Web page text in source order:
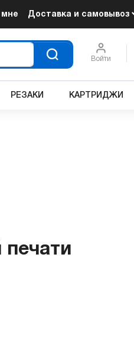
мне Доставка и самовывоз
Войти
РЕЗАКИ КАРТРИДЖИ